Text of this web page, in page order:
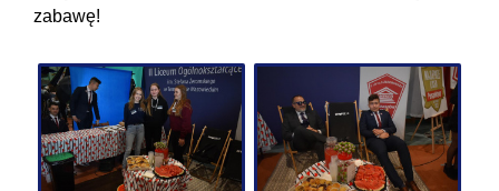
zabawę!